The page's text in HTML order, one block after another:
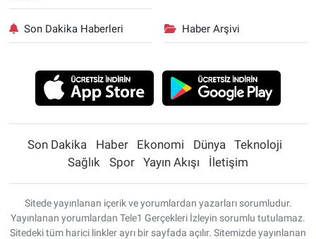
Son Dakika Haberleri Haber Arşivi
Son Dakika Haber Ekonomi Dünya
Teknoloji
Sağlık
Spor Yayın Akışı İletişim
Sitede yayınlanan içerik ve yorumlardan yazarları sorumludur.
Yayınlanan yorumlardan Tele1 Gerçekleri İzleyin sorumlu tutulamaz.
Sitedeki tüm harici linkler ayrı bir sayfada açılır. Sitemizde yayınlanan